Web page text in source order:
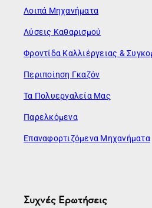
Λοιπά Μηχανήματα
Λύσεις Καθαρισμού
Φροντίδα Καλλιέργειας &
Περιποίηση Γκαζόν
Τα Πολυεργαλεία Μας
Παρελκόμενα
Επαναφορτιζόμενα Μηχανήματα
Συχνές Ερωτήσεις